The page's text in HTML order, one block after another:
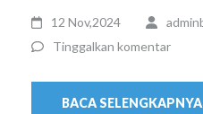
12 Nov,2024
Tinggalkan komentar
BACA SELENGKAPNYA